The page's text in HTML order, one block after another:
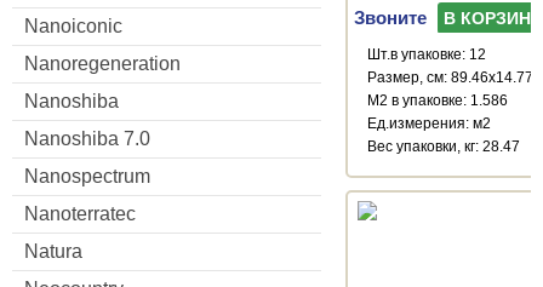
Nanoiconic
Nanoregeneration
Nanoshiba
Nanoshiba 7.0
Nanospectrum
Nanoterratec
Natura
Звоните В КОРЗИНУ
Шт.в упаковке: 12
Размер, см: 89.46x14.77
М2 в упаковке: 1.586
Ед.измерения: м2
Веc упаковки, кг: 28.47